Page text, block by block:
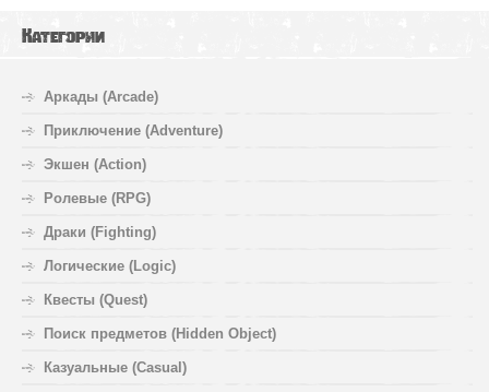
Категории
Аркады (Arcade)
Приключение (Adventure)
Экшен (Action)
Ролевые (RPG)
Драки (Fighting)
Логические (Logic)
Квесты (Quest)
Поиск предметов (Hidden Object)
Казуальные (Casual)